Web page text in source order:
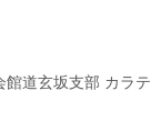
館道玄坂支部 カラテ